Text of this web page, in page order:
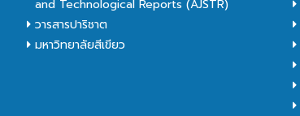
and Technological Reports (AJSTR)
วารสารปาริชาต
มหาวิทยาลัยสีเขียว